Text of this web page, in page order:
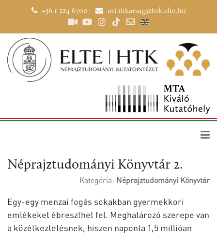
+36 1 224 6700 nti.titkarsag@htk.elte.hu
Néprajztudományi Könyvtár 2.
Kategória: Néprajztudományi Könyvtár
Egy-egy menzai fogás sokakban gyermekkori
emlékeket ébreszthet fel. Meghatározó szerepe van
a közétkeztetésnek, hiszen naponta 1,5 millióan